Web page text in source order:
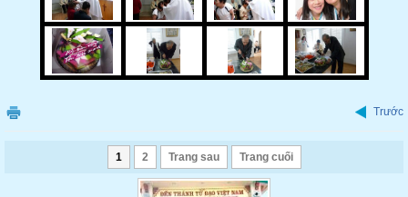
Trước
1 2 Trang sau Trang cuối